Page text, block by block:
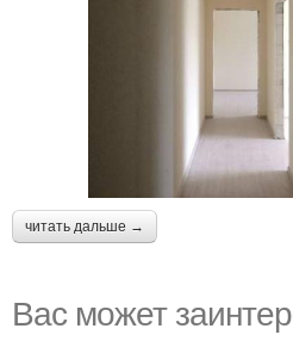
читать дальше →
Вас может